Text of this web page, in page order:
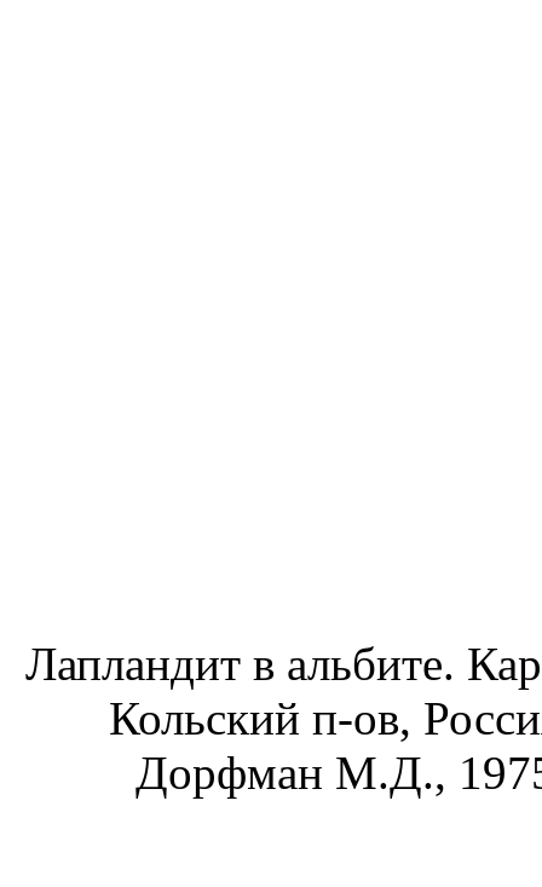
Лапландит в альбите.
Кольский п-ов,
Дорфман М.Д.,